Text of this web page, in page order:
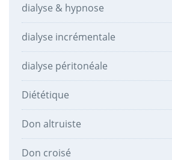
dialyse & hypnose
dialyse incrémentale
dialyse péritonéale
Diététique
Don altruiste
Don croisé